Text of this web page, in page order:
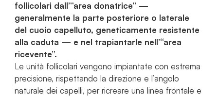
follicolari dall’“area donatrice” —
generalmente la parte posteriore o laterale
del cuoio capelluto, geneticamente resistente
alla caduta — e nel trapiantarle nell’“area
ricevente”.
Le unità follicolari vengono impiantate con estrema
precisione, rispettando la direzione e l’angolo
naturale dei capelli, per ricreare una linea frontale e